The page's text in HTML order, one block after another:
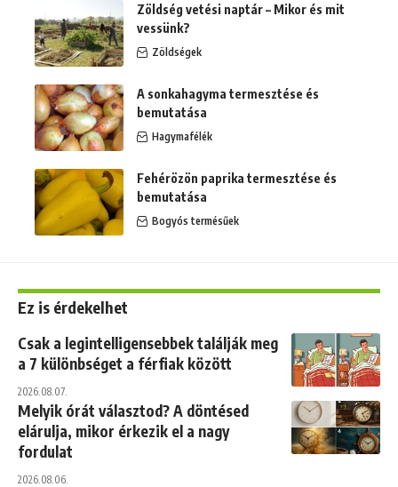
Zöldség vetési naptár – Mikor és mit
vessünk?
Zöldségek
A sonkahagyma termesztése és
bemutatása
Hagymafélék
Fehérözön paprika termesztése és
bemutatása
Bogyós termésűek
Ez is érdekelhet
Csak a legintelligensebbek találják meg
a 7 különbséget a férfiak között
2026.08.07.
Melyik órát választod? A döntésed
elárulja, mikor érkezik el a nagy
fordulat
2026.08.06.